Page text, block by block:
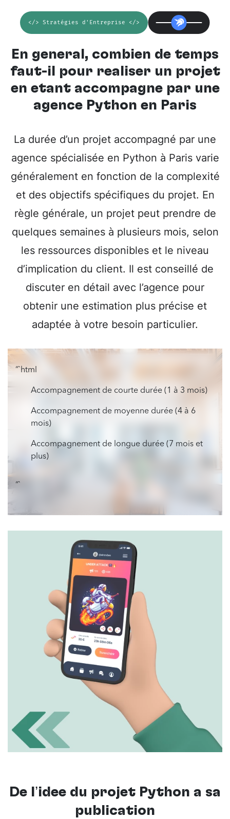
</> Stratégies d'Entreprise </>
En général, combien de temps
faut-il pour réaliser un projet
en étant accompagné par une
agence Python en Paris
La durée d’un projet accompagné par une
agence spécialisée en Python à Paris varie
généralement en fonction de la complexité
et des objectifs spécifiques du projet. En
règle générale, un projet peut prendre de
quelques semaines à plusieurs mois, selon
les ressources disponibles et le niveau
d’implication du client. Il est conseillé de
discuter en détail avec l’agence pour
obtenir une estimation plus précise et
adaptée à votre besoin particulier.
“`html
Accompagnement de courte durée (1 à 3 mois)
Accompagnement de moyenne durée (4 à 6
mois)
Accompagnement de longue durée (7 mois et
plus)
“`
De l’idée du projet Python à sa
publication